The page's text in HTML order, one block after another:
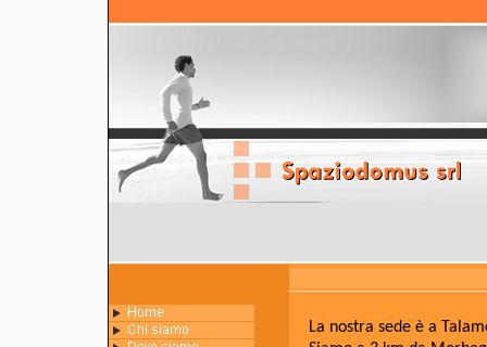
La nostra sede è a